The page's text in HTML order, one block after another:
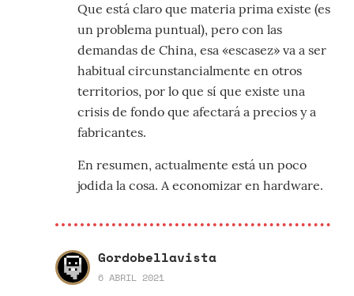
Que está claro que materia prima existe (es
un problema puntual), pero con las
demandas de China, esa «escasez» va a ser
habitual circunstancialmente en otros
territorios, por lo que sí que existe una
crisis de fondo que afectará a precios y a
fabricantes.
En resumen, actualmente está un poco
jodida la cosa. A economizar en hardware.
Gordobellavista
6 ABRIL 2021